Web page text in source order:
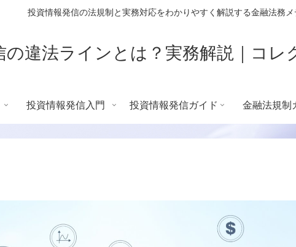
投資情報発信の法規制と実務対応をわかりやすく解説する金融法務メ
の違法ラインとは？実務解説｜コレ
投資情報発信入門 投資情報発信ガイド 金融法規制